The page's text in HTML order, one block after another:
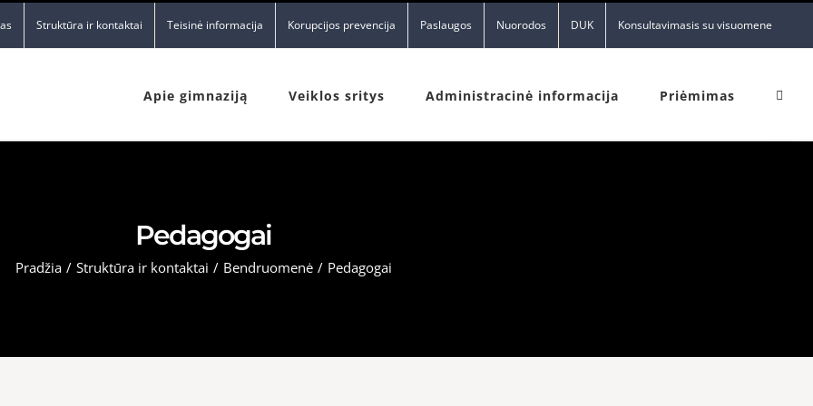
Struktūra ir kontaktai Teisinė informacija Korupcijos prevencija Paslaugos Nuorodos DUK Konsultavimasis su visuomene
Apie gimnaziją Veiklos sritys Administracinė informacija Priėmimas
Pedagogai
Pradžia / Struktūra ir kontaktai / Bendruomenė / Pedagogai